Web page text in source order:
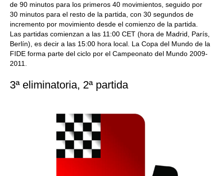
de 90 minutos para los primeros 40 movimientos, seguido por
30 minutos para el resto de la partida, con 30 segundos de
incremento por movimiento desde el comienzo de la partida.
Las partidas comienzan a las 11:00 CET (hora de Madrid, París,
Berlín), es decir a las 15:00 hora local. La Copa del Mundo de la
FIDE forma parte del ciclo por el Campeonato del Mundo 2009-
2011.
3ª eliminatoria, 2ª partida